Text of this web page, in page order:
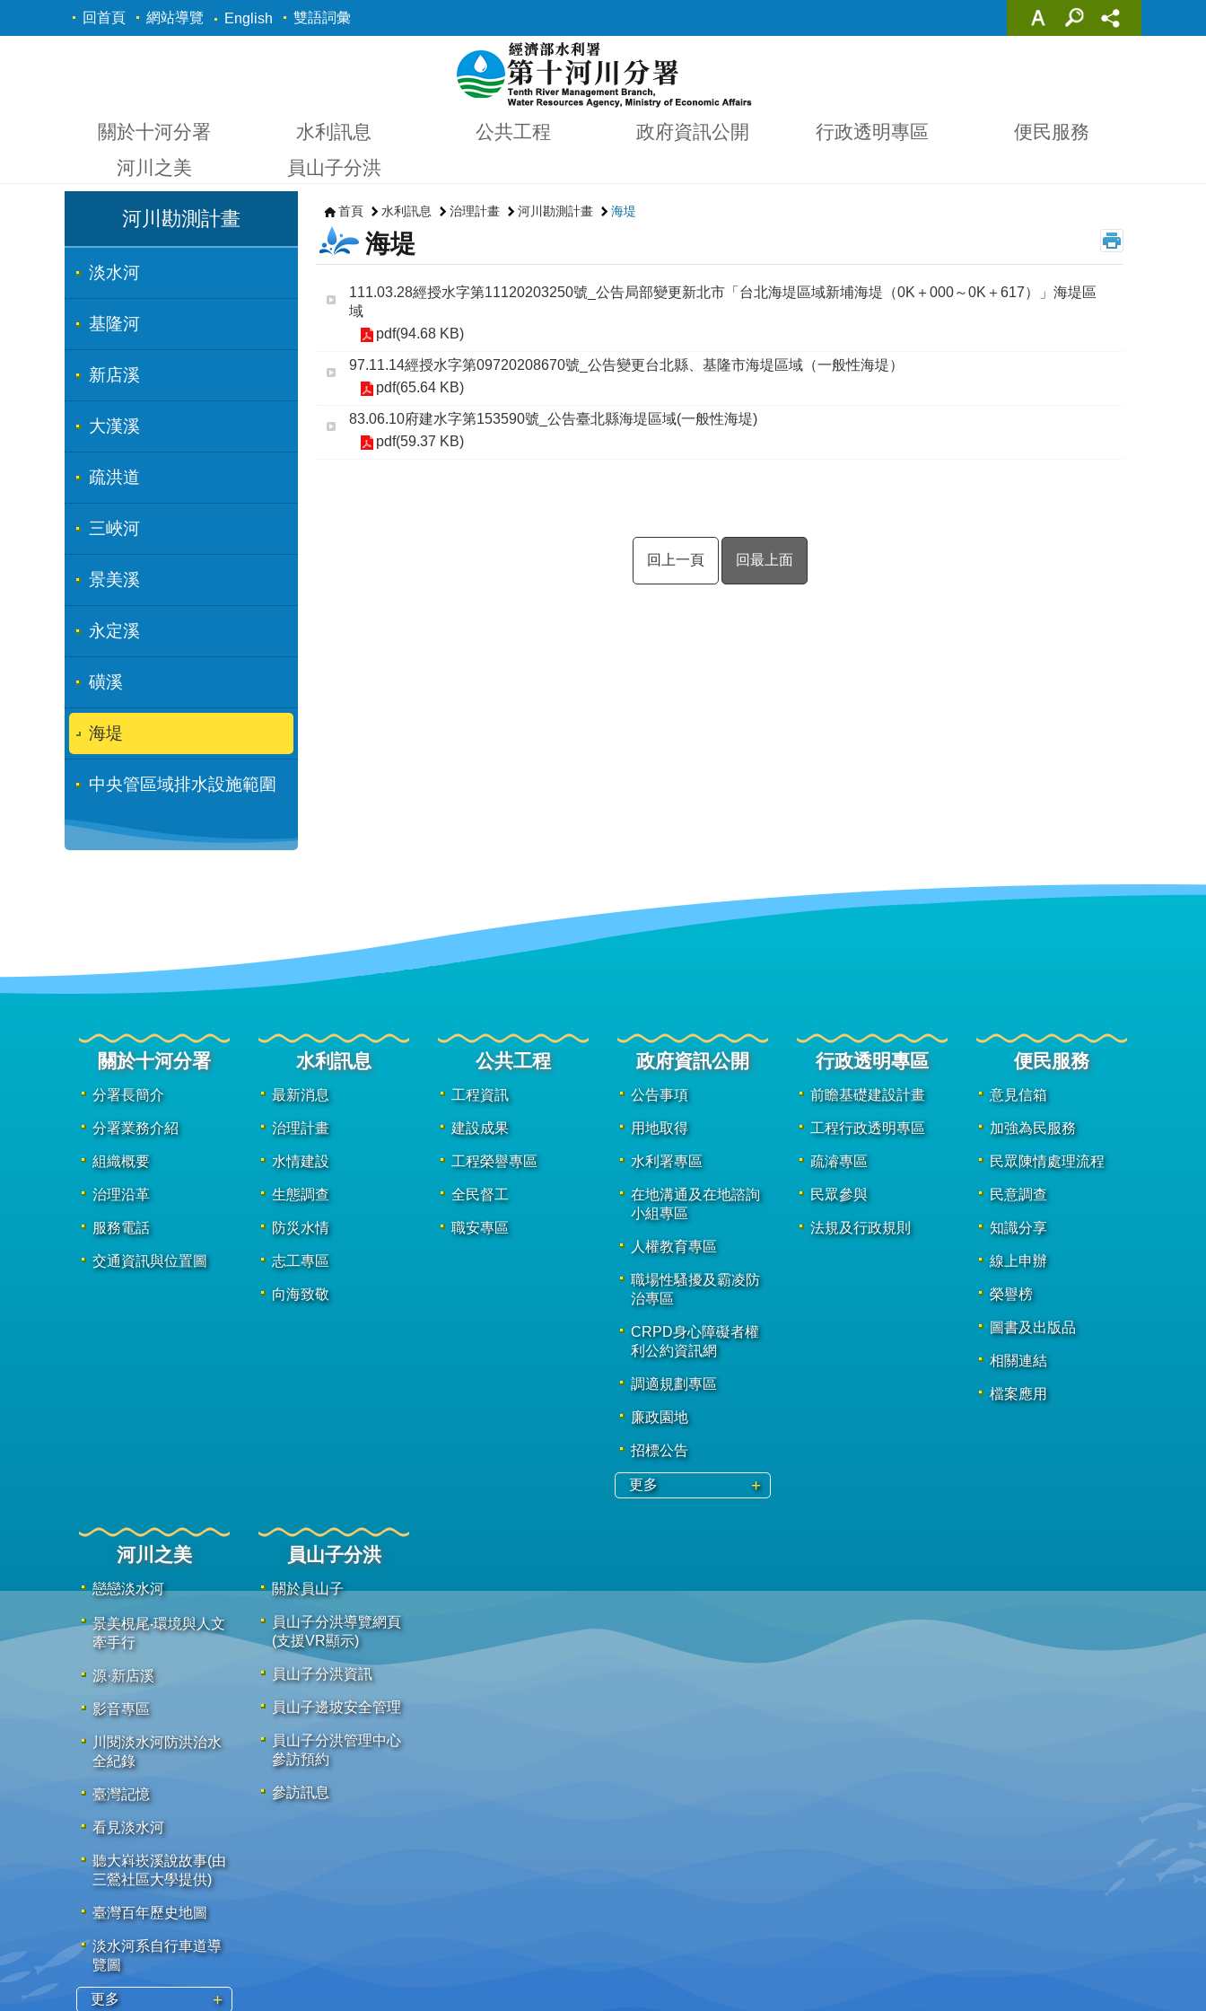
跳到主要內容區塊
回首頁 網站導覽 English 雙語詞彙
關於十河分署 水利訊息 公共工程 政府資訊公開 行政透明專區
便民服務
河川之美
員山子分洪
河川勘測計畫
淡水河
基隆河
新店溪
大漢溪
疏洪道
三峽河
景美溪
永定溪
磺溪
海堤
中央管區域排水設施範圍
首頁 水利訊息 治理計畫 河川勘測計畫 海堤
海堤
111.03.28經授水字第11120203250號_公告局部變更新北市「台北海堤區域新埔海堤（0K＋000～0K＋617）」海堤區
域
pdf(94.68 KB)
97.11.14經授水字第09720208670號_公告變更台北縣、基隆市海堤區域（一般性海堤）
pdf(65.64 KB)
83.06.10府建水字第153590號_公告臺北縣海堤區域(一般性海堤)
pdf(59.37 KB)
回上一頁 回最上面
關於十河分署
分署長簡介
分署業務介紹
組織概要
治理沿革
服務電話
交通資訊與位置圖
水利訊息
最新消息
治理計畫
水情建設
生態調查
防災水情
志工專區
向海致敬
公共工程
工程資訊
建設成果
工程榮譽專區
全民督工
職安專區
政府資訊公開
公告事項
用地取得
水利署專區
在地溝通及在地諮詢
小組專區
人權教育專區
職場性騷擾及霸凌防
治專區
CRPD身心障礙者權
利公約資訊網
調適規劃專區
廉政園地
招標公告
更多
行政透明專區
前瞻基礎建設計畫
工程行政透明專區
疏濬專區
民眾參與
法規及行政規則
便民服務
意見信箱
加強為民服務
民眾陳情處理流程
民意調查
知識分享
線上申辦
榮譽榜
圖書及出版品
相關連結
檔案應用
河川之美
戀戀淡水河
景美梘尾‧環境與人文
牽手行
源·新店溪
影音專區
川閱淡水河防洪治水
全紀錄
臺灣記憶
看見淡水河
聽大嵙崁溪說故事(由
三鶯社區大學提供)
臺灣百年歷史地圖
淡水河系自行車道導
覽圖
更多
員山子分洪
關於員山子
員山子分洪導覽網頁
(支援VR顯示)
員山子分洪資訊
員山子邊坡安全管理
員山子分洪管理中心
參訪預約
參訪訊息